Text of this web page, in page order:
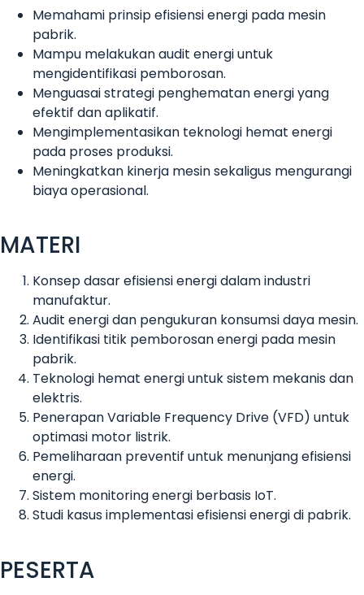
Memahami prinsip efisiensi energi pada mesin
pabrik.
Mampu melakukan audit energi untuk
mengidentifikasi pemborosan.
Menguasai strategi penghematan energi yang
efektif dan aplikatif.
Mengimplementasikan teknologi hemat energi
pada proses produksi.
Meningkatkan kinerja mesin sekaligus mengurangi
biaya operasional.
MATERI
Konsep dasar efisiensi energi dalam industri
manufaktur.
Audit energi dan pengukuran konsumsi daya mesin.
Identifikasi titik pemborosan energi pada mesin
pabrik.
Teknologi hemat energi untuk sistem mekanis dan
elektris.
Penerapan Variable Frequency Drive (VFD) untuk
optimasi motor listrik.
Pemeliharaan preventif untuk menunjang efisiensi
energi.
Sistem monitoring energi berbasis IoT.
Studi kasus implementasi efisiensi energi di pabrik.
PESERTA